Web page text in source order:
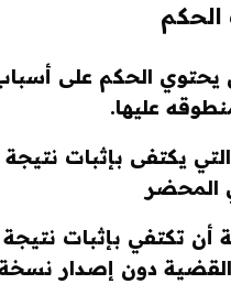
الحكم على
عليها.
التي يكتفى بإثبات نتيجة
المحضر
أن تكتفي بإثبات نتيجة
دون إصدار